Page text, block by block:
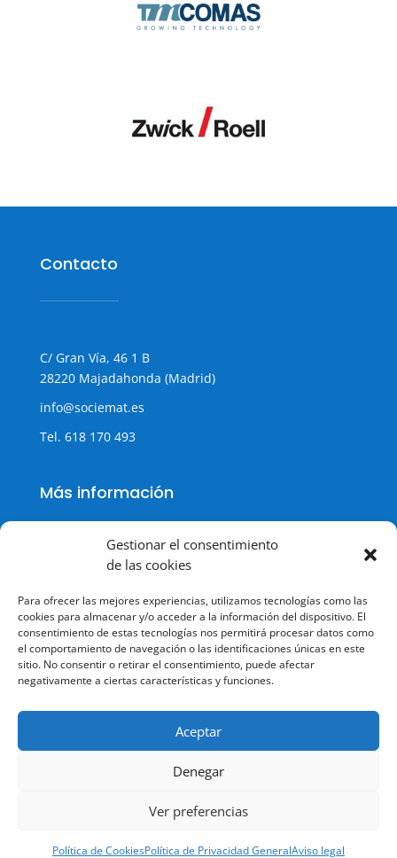
Gestionar el consentimiento
de las cookies
Para ofrecer las mejores experiencias, utilizamos tecnologías como las
cookies para almacenar y/o acceder a la información del dispositivo. El
consentimiento de estas tecnologías nos permitirá procesar datos como
el comportamiento de navegación o las identificaciones únicas en este
sitio. No consentir o retirar el consentimiento, puede afectar
negativamente a ciertas características y funciones.
Aceptar
Denegar
Ver preferencias
Política de CookiesPolítica de Privacidad GeneralAviso legal
Contacto
C/ Gran Vía, 46 1 B
28220 Majadahonda (Madrid)
info@sociemat.es
Tel. 618 170 493
Más información
Política de Privacidad
Aviso legal
Terminos y condiciones
© Todos los derechos reservados.